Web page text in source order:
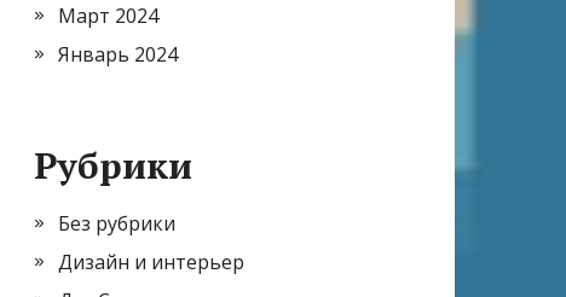
Март 2024
Январь 2024
Рубрики
Без рубрики
Дизайн и интерьер